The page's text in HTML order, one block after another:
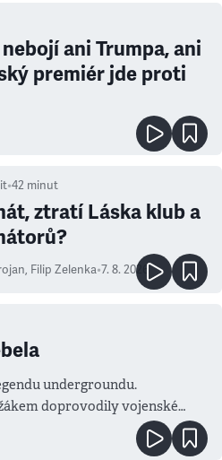
ani Trumpa, ani
premiér jde proti
•42 minut
ztratí Láska klub a
, Filip Zelenka•7. 8. 2026
undergroundu.
doprovodily vojenské